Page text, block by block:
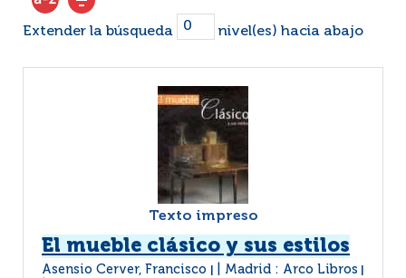
Extender la búsqueda nivel(es) hacia abajo
Texto impreso
El mueble clásico y sus estilos
Asensio Cerver, Francisco Madrid : Arco Libros